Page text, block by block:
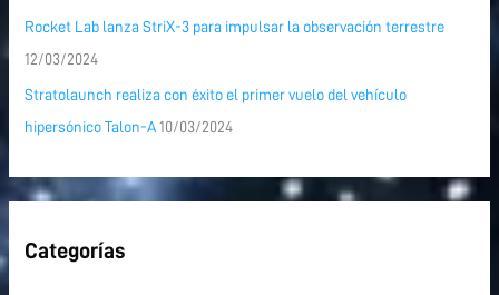
Rocket Lab lanza StriX-3 para impulsar la observación terrestre
12/03/2024
Stratolaunch realiza con éxito el primer vuelo del vehículo
hipersónico Talon-A 10/03/2024
Categorías